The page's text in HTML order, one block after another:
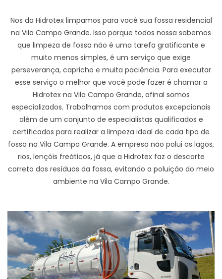
Nos da Hidrotex limpamos para você sua fossa residencial
na Vila Campo Grande. Isso porque todos nossa sabemos
que limpeza de fossa não é uma tarefa gratificante e
muito menos simples, é um serviço que exige
perseverança, capricho e muita paciência. Para executar
esse serviço o melhor que você pode fazer é chamar a
Hidrotex na Vila Campo Grande, afinal somos
especializados. Trabalhamos com produtos excepcionais
além de um conjunto de especialistas qualificados e
certificados para realizar a limpeza ideal de cada tipo de
fossa na Vila Campo Grande. A empresa não polui os lagos,
rios, lençóis freáticos, já que a Hidrotex faz o descarte
correto dos resíduos da fossa, evitando a poluição do meio
ambiente na Vila Campo Grande.